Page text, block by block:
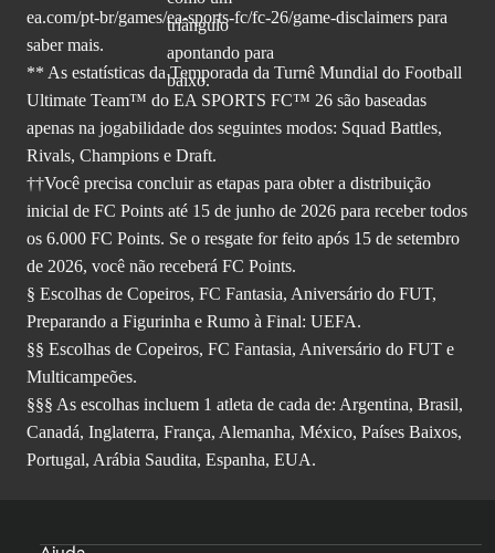
ea.com/pt-br/games/ea-sports-fc/fc-26/game-disclaimers para
saber mais.
** As estatísticas da Temporada da Turnê Mundial do Football
Ultimate Team™ do EA SPORTS FC™ 26 são baseadas
apenas na jogabilidade dos seguintes modos: Squad Battles,
Rivals, Champions e Draft.
††Você precisa concluir as etapas para obter a distribuição
inicial de FC Points até 15 de junho de 2026 para receber todos
os 6.000 FC Points. Se o resgate for feito após 15 de setembro
de 2026, você não receberá FC Points.
§ Escolhas de Copeiros, FC Fantasia, Aniversário do FUT,
Preparando a Figurinha e Rumo à Final: UEFA.
§§ Escolhas de Copeiros, FC Fantasia, Aniversário do FUT e
Multicampeões.
§§§ As escolhas incluem 1 atleta de cada de: Argentina, Brasil,
Canadá, Inglaterra, França, Alemanha, México, Países Baixos,
Portugal, Arábia Saudita, Espanha, EUA.